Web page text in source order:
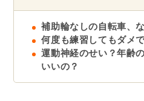
補助輪なしの自転車、
何度も練習してもダメ
運動神経のせい？年齢
いいの？